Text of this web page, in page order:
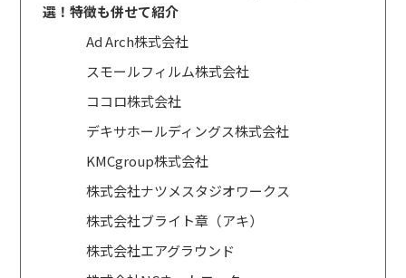
選！特徴も併せて紹介
Ad Arch株式会社
スモールフィルム株式会社
ココロ株式会社
デキサホールディングス株式会社
KMCgroup株式会社
株式会社ナツメスタジオワークス
株式会社ブライト章（アキ）
株式会社エアグラウンド